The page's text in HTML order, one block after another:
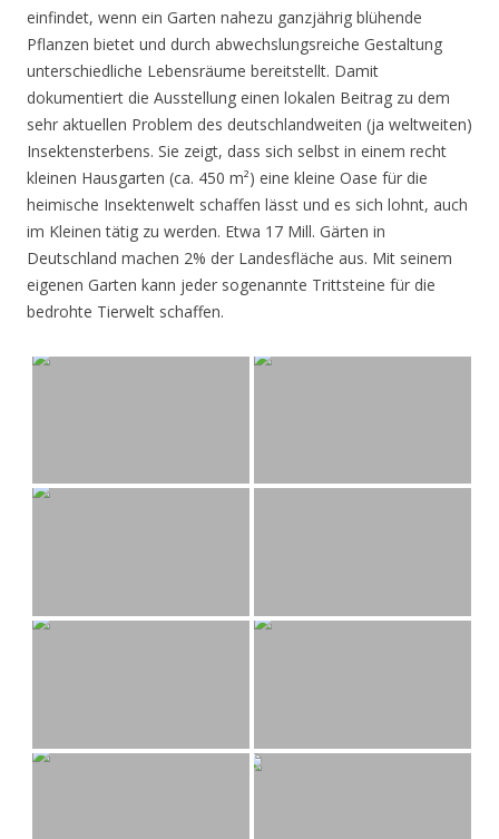
einfindet, wenn ein Garten nahezu ganzjährig blühende
Pflanzen bietet und durch abwechslungsreiche Gestaltung
unterschiedliche Lebensräume bereitstellt. Damit
dokumentiert die Ausstellung einen lokalen Beitrag zu dem
sehr aktuellen Problem des deutschlandweiten (ja weltweiten)
Insektensterbens. Sie zeigt, dass sich selbst in einem recht
kleinen Hausgarten (ca. 450 m²) eine kleine Oase für die
heimische Insektenwelt schaffen lässt und es sich lohnt, auch
im Kleinen tätig zu werden. Etwa 17 Mill. Gärten in
Deutschland machen 2% der Landesfläche aus. Mit seinem
eigenen Garten kann jeder sogenannte Trittsteine für die
bedrohte Tierwelt schaffen.